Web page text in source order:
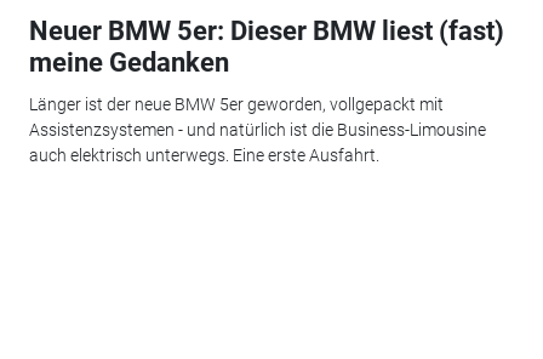
Neuer BMW 5er: Dieser BMW liest (fast)
meine Gedanken
Länger ist der neue BMW 5er geworden, vollgepackt mit
Assistenzsystemen - und natürlich ist die Business-Limousine
auch elektrisch unterwegs. Eine erste Ausfahrt.